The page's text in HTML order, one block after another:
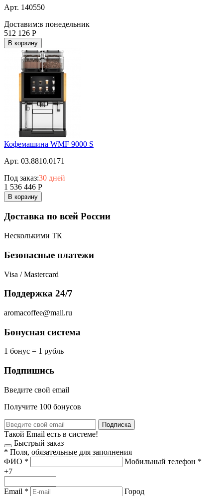
Арт. 140550
Доставим:в понедельник
512 126 Р
В корзину
Кофемашина WMF 9000 S
Арт. 03.8810.0171
Под заказ:30 дней
1 536 446 Р
В корзину
Доставка по всей России
Несколькими ТК
Безопасные платежи
Visa / Mastercard
Поддержка 24/7
aromacoffee@mail.ru
Бонусная система
1 бонус = 1 рубль
Подпишись
Введите свой email
Получите 100 бонусов
Подписка
Такой Email есть в системе!
Быстрый заказ
* Поля, обязательные для заполнения
ФИО * Мобильный телефон *
+7
Email * Город